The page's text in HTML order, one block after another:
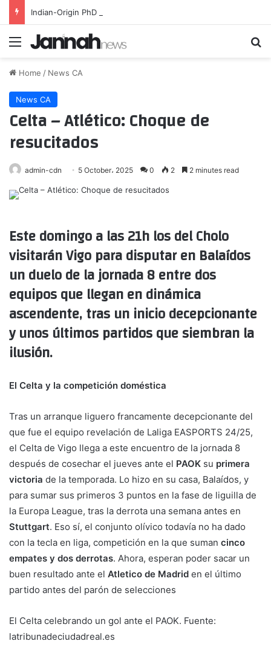
Menu
Home / News CA
News CA
Celta – Atlético: Choque de
resucitados
admin-cdn 5 October، 2025 0 2 2 minutes read
Este domingo a las 21h los del Cholo
visitarán Vigo para disputar en Balaídos
un duelo de la jornada 8 entre dos
equipos que llegan en dinámica
ascendente, tras un inicio decepcionante
y unos últimos partidos que siembran la
ilusión.
El Celta y la competición doméstica
Tras un arranque liguero francamente decepcionante del
que fue el equipo revelación de Laliga EASPORTS 24/25,
el Celta de Vigo llega a este encuentro de la jornada 8
después de cosechar el jueves ante el PAOK su primera
victoria de la temporada. Lo hizo en su casa, Balaídos, y
para sumar sus primeros 3 puntos en la fase de liguilla de
la Europa League, tras la derrota una semana antes en
Stuttgart. Eso sí, el conjunto olívico todavía no ha dado
con la tecla en liga, competición en la que suman cinco
empates y dos derrotas. Ahora, esperan poder sacar un
buen resultado ante el Atletico de Madrid en el último
partido antes del parón de selecciones
El Celta celebrando un gol ante el PAOK. Fuente:
latribunadeciudadreal.es